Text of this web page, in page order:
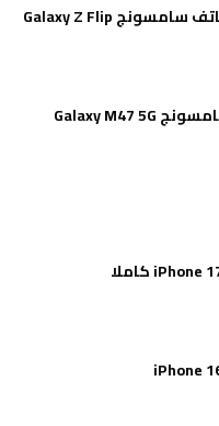
جميع مواصفات هاتف سامسونج Galaxy Z Flip
مواصفات هاتف سامسونج Galaxy M47 5G